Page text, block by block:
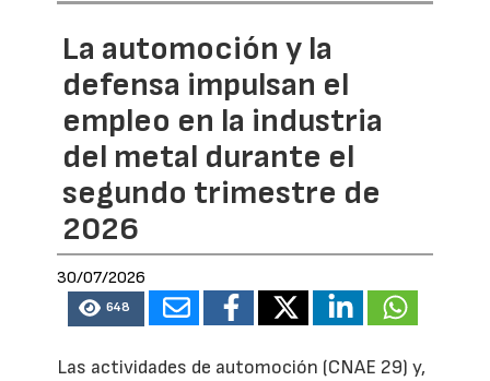
La automoción y la
defensa impulsan el
empleo en la industria
del metal durante el
segundo trimestre de
2026
30/07/2026
648
Las actividades de automoción (CNAE 29) y,